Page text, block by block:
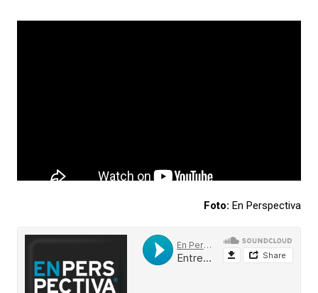
Foto: En Perspectiva